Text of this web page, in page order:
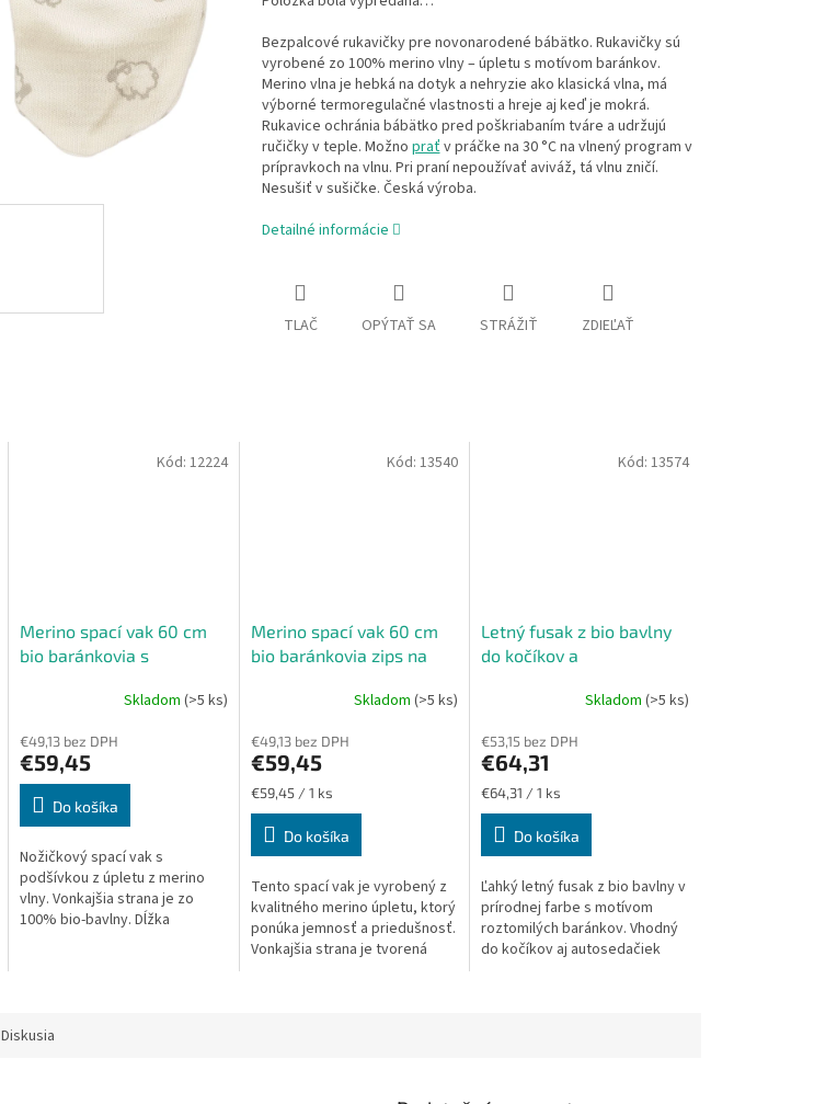
Bezpalcové rukavičky pre novonarodené bábätko. Rukavičky sú
vyrobené zo 100% merino vlny – úpletu s motívom baránkov.
Merino vlna je hebká na dotyk a nehryzie ako klasická vlna, má
výborné termoregulačné vlastnosti a hreje aj keď je mokrá.
Rukavice ochránia bábätko pred poškriabaním tváre a udržujú
ručičky v teple. Možno praťv práčke na 30 °C na vlnený program v
prípravkoch na vlnu. Pri praní nepoužívať aviváž, tá vlnu zničí.
Nesušiť v sušičke. Česká výroba.
Detailné informácie
TLAČ OPÝTAŤ SA STRÁŽIŤ ZDIEĽAŤ
Merino spací vak 60 cm
bio baránkovia s
Skladom (>5 ks)
€49,13 bez DPH
€59,45
Do košíka
Nožičkový spací vak s
podšívkou z úpletu z merino
vlny. Vonkajšia strana je zo
100% bio-bavlny. Dĺžka
Kód: 12224
Merino spací vak 60 cm
bio baránkovia zips na
Skladom(>5 ks)
€49,13 bez DPH
€59,45
Jednotková
cena:
€59,45 / 1 ks
Do košíka
Tento spací vak je vyrobený z
kvalitného merino úpletu, ktorý
ponúka jemnosť a priedušnosť.
Vonkajšia strana je tvorená
Kód:13540
Letný fusak z bio bavlny
do kočíkov a
Skladom (>5 ks)
€53,15 bez DPH
€64,31
Jednotková
cena:
€64,31 / 1 ks
Do košíka
Ľahký letný fusak z bio bavlny v
prírodnej farbe s motívom
roztomilých baránkov. Vhodný
do kočíkov aj autosedačiek
Kód: 13574
Diskusia